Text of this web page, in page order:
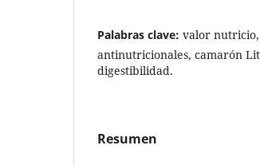
Palabras clave: valor nutricio,
antinutricionales, camarón
digestibilidad.
Resumen